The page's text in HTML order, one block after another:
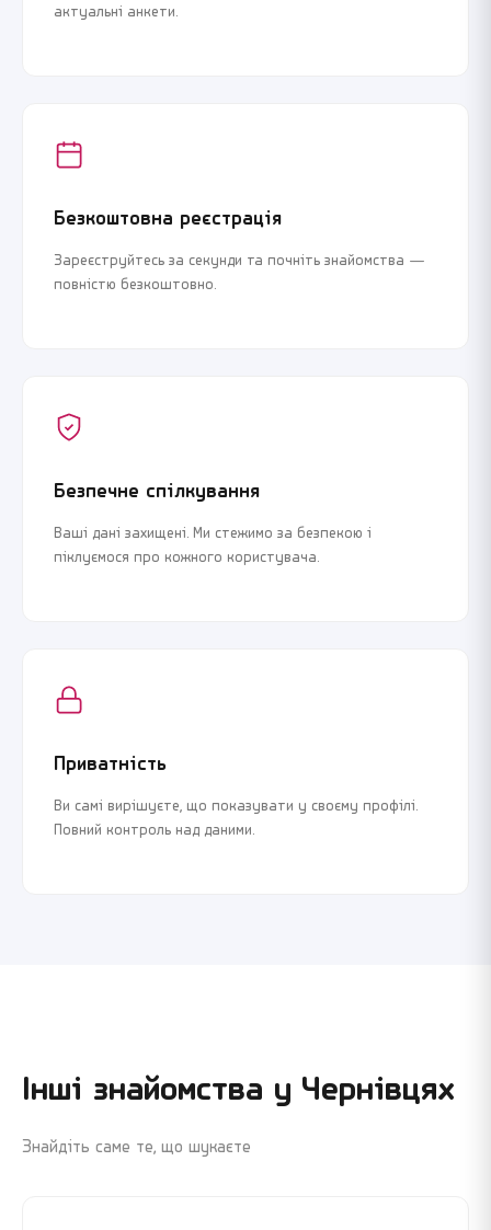
актуальні анкети.
Безкоштовна реєстрація
Зареєструйтесь за секунди та почніть знайомства —
повністю безкоштовно.
Безпечне спілкування
Ваші дані захищені. Ми стежимо за безпекою і
піклуємося про кожного користувача.
Приватність
Ви самі вирішуєте, що показувати у своєму профілі.
Повний контроль над даними.
Інші знайомства у Чернівцях
Знайдіть саме те, що шукаєте